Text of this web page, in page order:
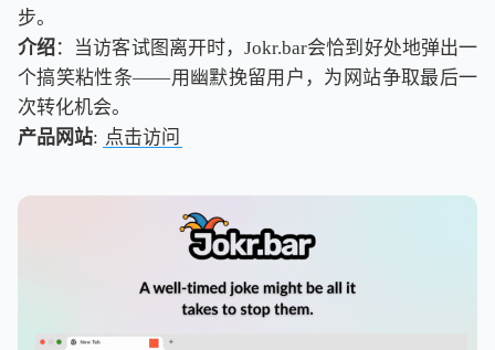
步。
介绍：当访客试图离开时，Jokr.bar会恰到好处地弹出一
个搞笑粘性条——用幽默挽留用户，为网站争取最后一
次转化机会。
产品网站: 点击访问